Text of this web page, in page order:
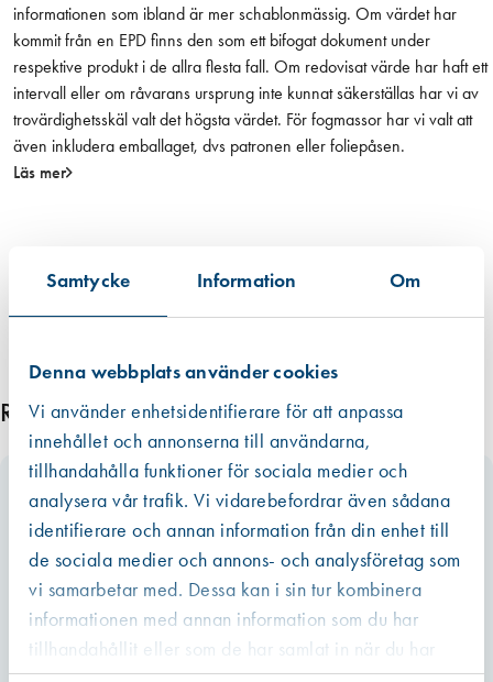
Samtycke Information Om
Denna webbplats använder cookies
Vi använder enhetsidentifierare för att anpassa
innehållet och annonserna till användarna,
tillhandahålla funktioner för sociala medier och
analysera vår trafik. Vi vidarebefordrar även sådana
identifierare och annan information från din enhet till
de sociala medier och annons- och analysföretag som
vi samarbetar med. Dessa kan i sin tur kombinera
informationen med annan information som du har
tillhandahållit eller som de har samlat in när du har
informationen som ibland är mer schablonmässig. Om värdet har
kommit från en EPD finns den som ett bifogat dokument under
respektive produkt i de allra flesta fall. Om redovisat värde har haft ett
intervall eller om råvarans ursprung inte kunnat säkerställas har vi av
trovärdighetsskäl valt det högsta värdet. För fogmassor har vi valt att
även inkludera emballaget, dvs patronen eller foliepåsen.
Läs mer
Relaterade produkter